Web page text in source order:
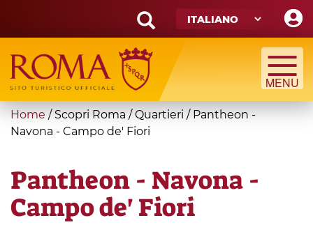
main
content
Search
form
Cerca
You
are
Home /Scopri Roma /Quartieri / Pantheon -
Navona - Campo de' Fiori
Pantheon - Navona -
Campo de' Fiori